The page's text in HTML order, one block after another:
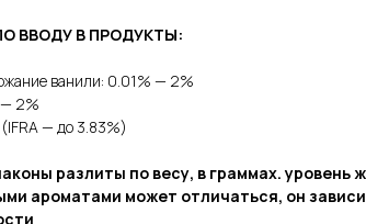
ВВОДУ В ПРОДУКТЫ:
ванили: 0.01% — 2%
— 2%
— до 3.83%)
разлиты по весу, в граммах. уровень
ароматами может отличаться, он